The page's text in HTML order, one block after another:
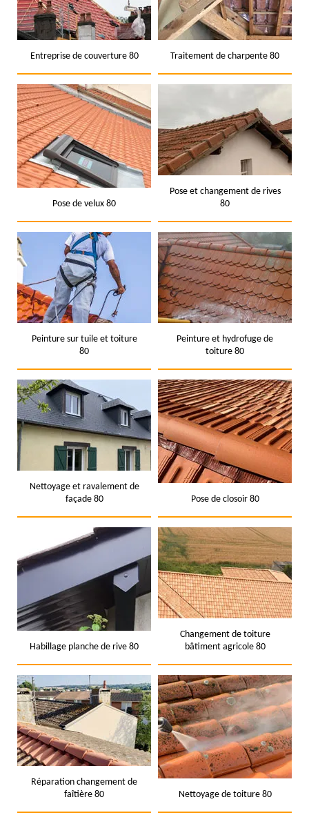
Entreprise de couverture 80 Traitement de charpente 80
Pose de velux 80
Pose et changement de rives
80
Peinture sur tuile et toiture
80
Peinture et hydrofuge de
toiture 80
Nettoyage et ravalement de
façade 80
Pose de closoir 80
Habillage planche de rive 80
Changement de toiture
bâtiment agricole 80
Réparation changement de
faîtière 80
Nettoyage de toiture 80